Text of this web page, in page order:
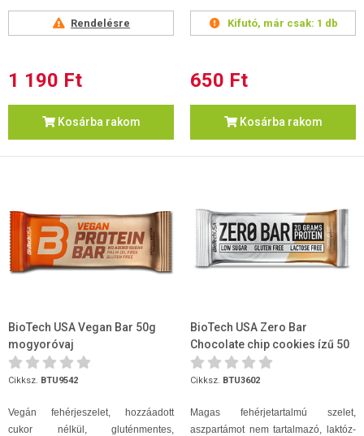
Rendelésre
1 190 Ft
Kosárba rakom
Kifutó, már csak: 1 db
650 Ft
Kosárba rakom
BioTech USA Vegan Bar 50g
mogyoróvaj
Cikksz. BTU9542
Vegán fehérjeszelet, hozzáadott
cukor nélkül, gluténmentes,
BioTech USA Zero Bar
Chocolate chip cookies ízű 50
g
Cikksz. BTU3602
Magas fehérjetartalmú szelet,
aszpartámot nem tartalmazó, laktóz-